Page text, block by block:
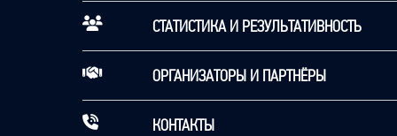
СТАТИСТИКА И РЕЗУЛЬТАТИВНОСТЬ
ОРГАНИЗАТОРЫ И ПАРТНЁРЫ
КОНТАКТЫ